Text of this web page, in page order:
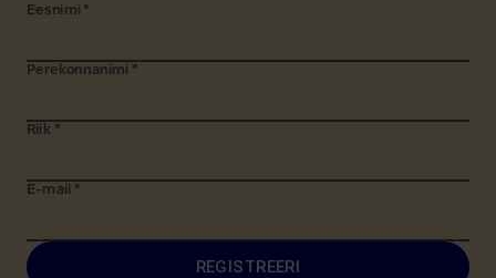
Eesnimi *
Perekonnanimi *
Riik *
E-mail *
REGISTREERI